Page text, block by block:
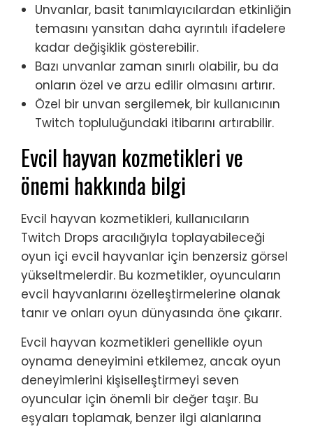
Unvanlar, basit tanımlayıcılardan etkinliğin
temasını yansıtan daha ayrıntılı ifadelere
kadar değişiklik gösterebilir.
Bazı unvanlar zaman sınırlı olabilir, bu da
onların özel ve arzu edilir olmasını artırır.
Özel bir unvan sergilemek, bir kullanıcının
Twitch topluluğundaki itibarını artırabilir.
Evcil hayvan kozmetikleri ve
önemi hakkında bilgi
Evcil hayvan kozmetikleri, kullanıcıların
Twitch Drops aracılığıyla toplayabileceği
oyun içi evcil hayvanlar için benzersiz görsel
yükseltmelerdir. Bu kozmetikler, oyuncuların
evcil hayvanlarını özelleştirmelerine olanak
tanır ve onları oyun dünyasında öne çıkarır.
Evcil hayvan kozmetikleri genellikle oyun
oynama deneyimini etkilemez, ancak oyun
deneyimlerini kişiselleştirmeyi seven
oyuncular için önemli bir değer taşır. Bu
eşyaları toplamak, benzer ilgi alanlarına